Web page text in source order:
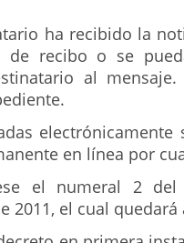
ha recibido la
de recibo o se
al mensaje.
electrónicamente
en línea por
el numeral 2
2011, el cual quedará